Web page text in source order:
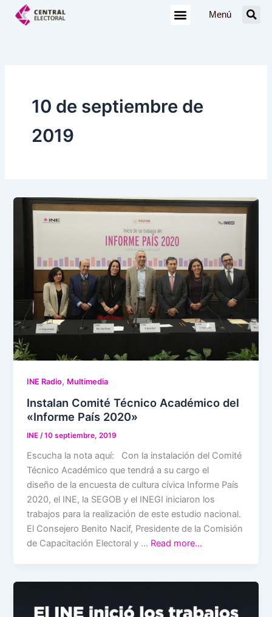
Menú
10 de septiembre de
2019
INE Radio, Multimedia
Instalan Comité Técnico Académico del
«Informe País 2020»
INE/10 septiembre, 2019
Escucha la nota aquí: Con la instalación del Comité
Técnico Académico que tendrá a su cargo el
diseño de la encuesta de cultura cívica Informe País
2020, el INE, la SEGOB y el INEGI iniciaron los
trabajos para la realización de este estudio nacional.
El Consejero Benito Nacif, Presidente de la Comisión
de Capacitación Electoral y … Read more…